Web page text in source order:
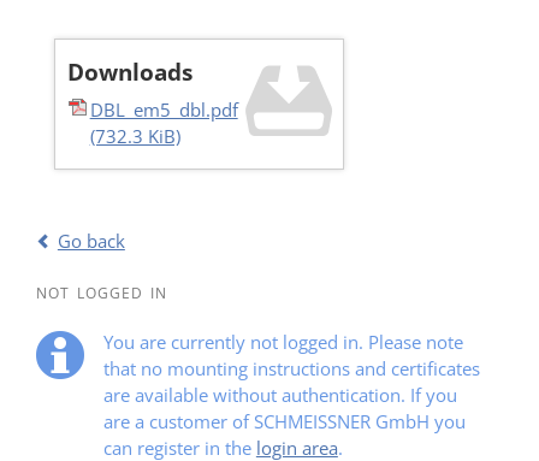
Downloads
DBL_em5_dbl.pdf
(732.3 KiB)
Go back
NOT LOGGED IN
You are currently not logged in. Please note
that no mounting instructions and certificates
are available without authentication. If you
are a customer of SCHMEISSNER GmbH you
can register in the login area.